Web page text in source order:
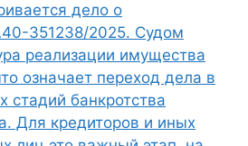
дело о
351238/2025. Судом
реализации имущества
означает переход дела в
стадий банкротства
Для кредиторов и иных